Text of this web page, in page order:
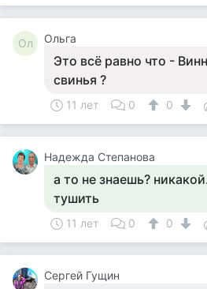
Ол Ольга
Это всё равно что -
свинья ?
11 лет 0 0
Надежда Степанова
а то не знаешь?
тушить
11 лет 0 0
Сергей Гущин